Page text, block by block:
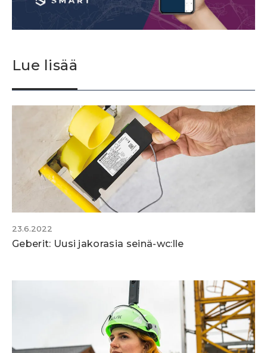
Lue lisää
23.6.2022
Geberit: Uusi jakorasia seinä-wc:lle